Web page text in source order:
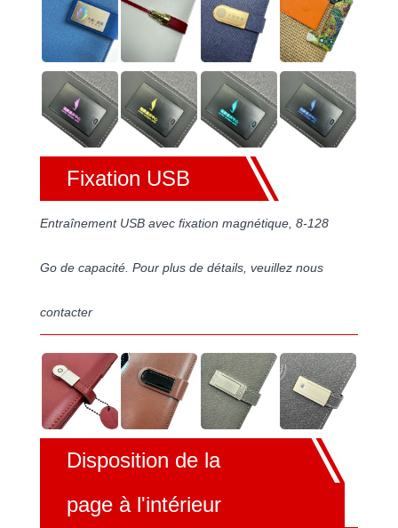
Fixation USB
Entraînement USB avec fixation magnétique, 8-128
Go de capacité. Pour plus de détails, veuillez nous
contacter
Disposition de la
page à l'intérieur